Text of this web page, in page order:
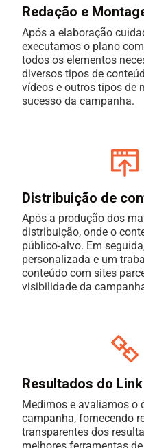
Redação e
Após a elaboração
executamos o plano
todos os elementos
diversos tipos de
vídeos e outros tipos de
sucesso da campanha.
Distribuição de
Após a produção dos
distribuição, onde o
público-alvo. Em
personalizada e um
conteúdo com sites
visibilidade da
Resultados do
Medimos e avaliamos o
campanha, fornecendo
transparentes dos